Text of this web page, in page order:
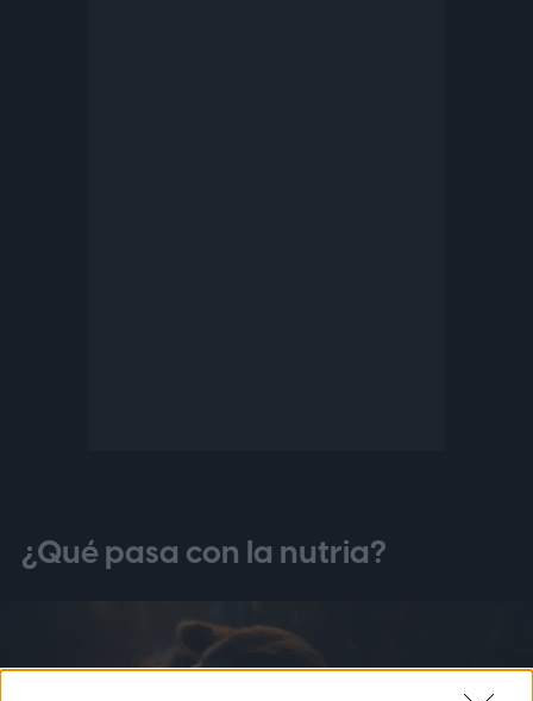
¿Qué pasa con la nutria?